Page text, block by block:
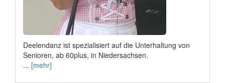
Deelendanz ist spezialisiert auf die Unterhaltung von
Senioren, ab 60plus, in Niedersachsen.
... [mehr]